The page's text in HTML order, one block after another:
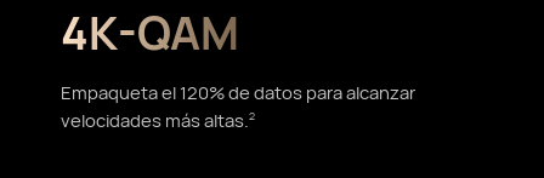
4K-QAM
Empaqueta el 120% de datos para alcanzar
velocidades más altas.2